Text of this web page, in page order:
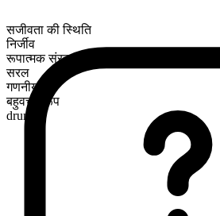
सजीवता की स्थिति
निर्जीव
रूपात्मक संरचना
सरल
गणनीय
बहुवचन रूप
drums